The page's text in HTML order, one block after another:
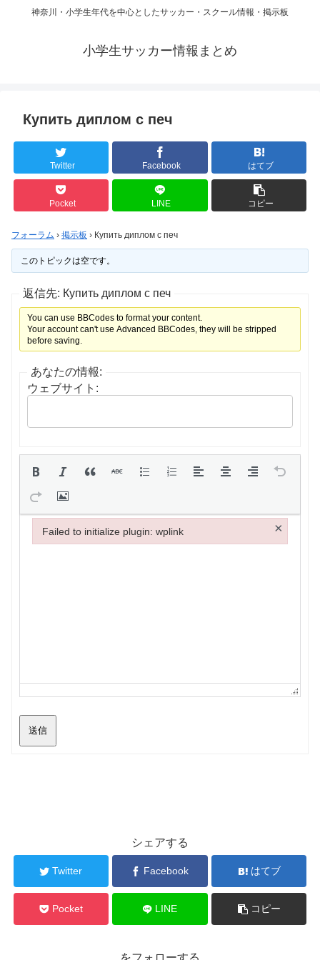
神奈川・小学生年代を中心としたサッカー・スクール情報・掲示板
小学生サッカー情報まとめ
Купить диплом с печ
Twitter Facebook はてブ
Pocket LINE コピー
フォーラム › 掲示板 › Купить диплом с печ
このトピックは空です。
返信先: Купить диплом с печ
You can use BBCodes to format your content.
Your account can't use Advanced BBCodes, they will be stripped
before saving.
あなたの情報:
ウェブサイト:
送信
シェアする
Twitter Facebook はてブ
Pocket LINE コピー
Failed to initialize plugin: wplink ×
Failed to initialize plugin: wplink